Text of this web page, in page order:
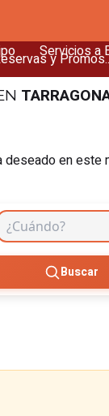
Servicios a
y
en
Buscar